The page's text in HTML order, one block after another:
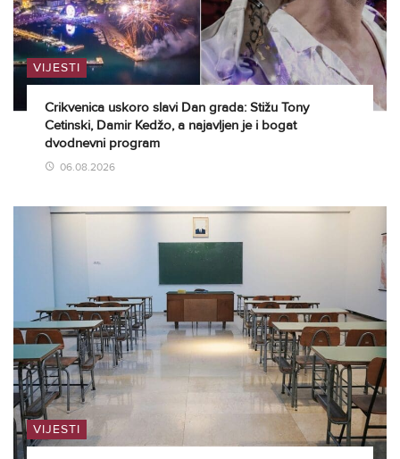
VIJESTI
Crikvenica uskoro slavi Dan grada: Stižu Tony
Cetinski, Damir Kedžo, a najavljen je i bogat
dvodnevni program
06.08.2026
VIJESTI